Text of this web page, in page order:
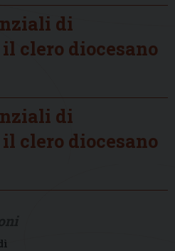
di
clero diocesano
di
clero diocesano